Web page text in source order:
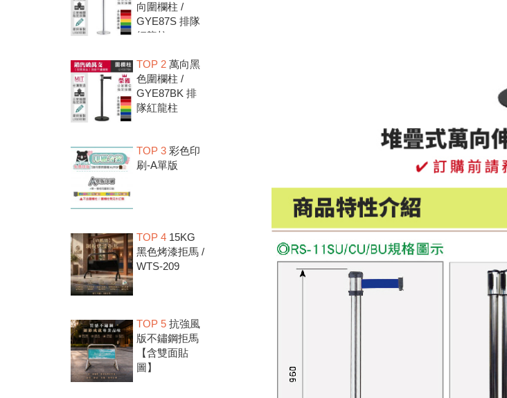
向圍欄柱 /
GYE87S 排隊
紅龍柱
TOP 2 萬向黑
色圍欄柱 /
GYE87BK 排
隊紅龍柱
TOP 3 彩色印
刷-A單版
TOP 4 15KG
黑色烤漆拒馬 /
WTS-209
TOP 5 抗強風
版不鏽鋼拒馬
【含雙面貼
圖】